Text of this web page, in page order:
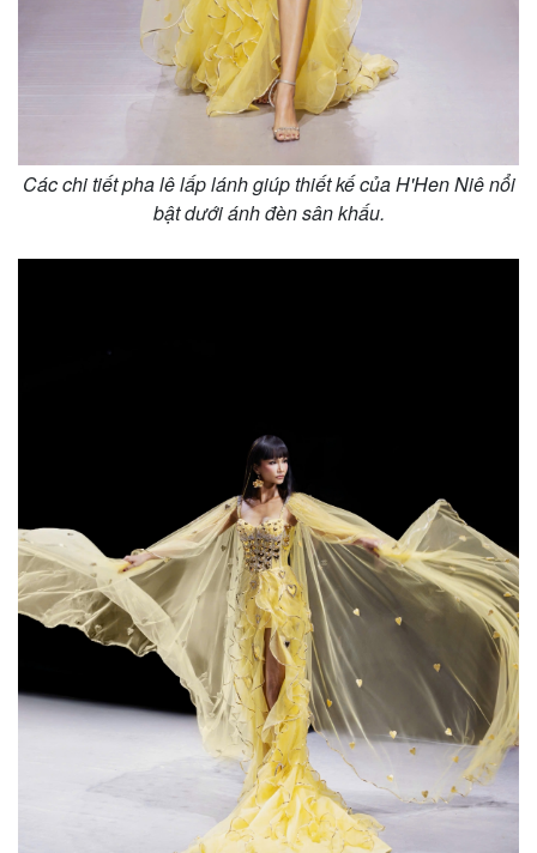
Kinh tế
Thị trường
Giá vàng
Các chi tiết pha lê lấp lánh giúp thiết kế của H'Hen Niê nổi
bật dưới ánh đèn sân khấu.